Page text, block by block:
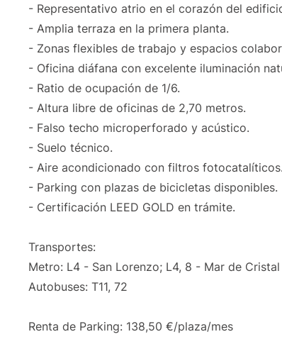
- Representativo atrio en el corazón del
- Amplia terraza en la primera planta.
- Zonas flexibles de trabajo y espacios
- Oficina diáfana con excelente iluminación
- Ratio de ocupación de 1/6.
- Altura libre de oficinas de 2,70 metros.
- Falso techo microperforado y acústico.
- Suelo técnico.
- Aire acondicionado con filtros fotocatalíticos.
- Parking con plazas de bicicletas disponibles.
- Certificación LEED GOLD en trámite.
Transportes:
Metro: L4 - San Lorenzo; L4, 8 - Mar de Cristal
Autobuses: T11, 72
Renta de Parking: 138,50 €/plaza/mes